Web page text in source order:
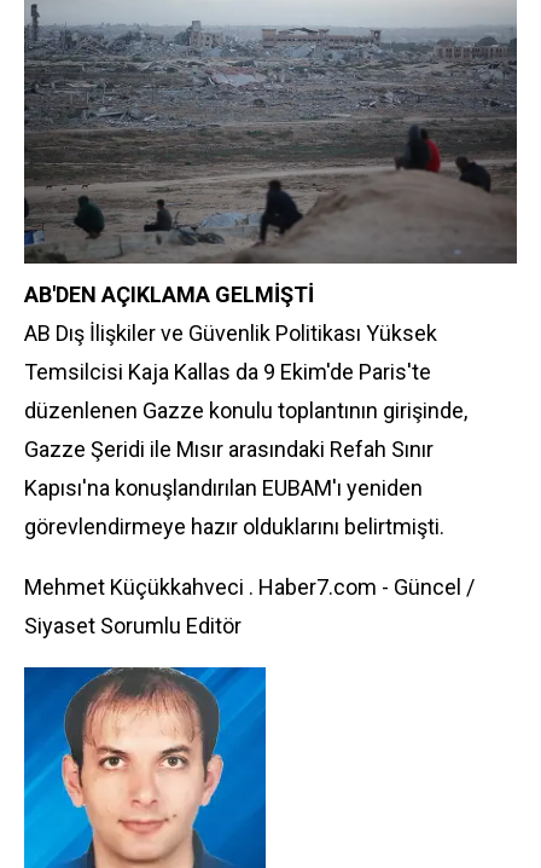
AB'DEN AÇIKLAMA GELMİŞTİ
AB Dış İlişkiler ve Güvenlik Politikası Yüksek
Temsilcisi Kaja Kallas da 9 Ekim'de Paris'te
düzenlenen Gazze konulu toplantının girişinde,
Gazze Şeridi ile Mısır arasındaki Refah Sınır
Kapısı'na konuşlandırılan EUBAM'ı yeniden
görevlendirmeye hazır olduklarını belirtmişti.
Mehmet Küçükkahveci . Haber7.com - Güncel /
Siyaset Sorumlu Editör